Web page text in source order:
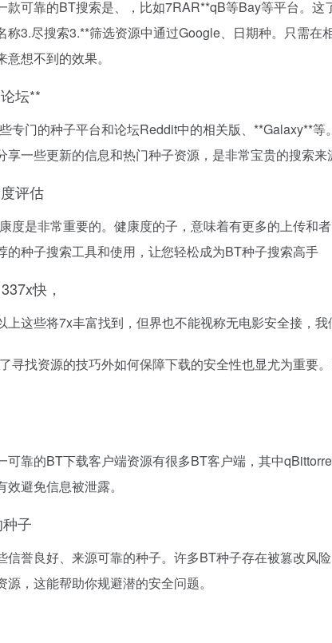
款可靠的BT搜索是、，比如7RAR**qB等Bay等平台。
称3.尽搜索3.**筛选资源中通过Google、日期种。只需
想不到的效果。
坛**
专门的种子平台和论坛Reddit中的相关版、**Galaxy**
一些更新的信息和热门种子资源，是非常宝贵的搜索来
评估
度是非常重要的。健康度的子，意味着有更多的上传和
的种子搜索工具和使用，让您轻松成为BT种子搜索高手
快，
这些将7x丰富找到，但界也不能视称无电影安全接，我
寻找资源的技巧外如何保障下载的安全性也显尤为重
可靠的BT下载客户端资源有很多BT客户端，其中
避免信息被泄露。
子
信誉良好、来源可靠的种子。许多BT种子存在被篡改
，这能帮助你规避潜的安全问题。